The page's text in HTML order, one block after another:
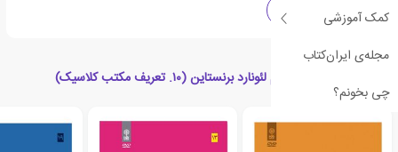
کمک آموزشی
مجله‌ی ایران‌کتاب
چی بخونم؟
موسیقی کلاسیک
محصولات مرتبط با فیلم لئونارد برنستاین (۱۰. تعریف مکتب کلاسیک)